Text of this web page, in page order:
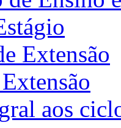
Extensão
aos